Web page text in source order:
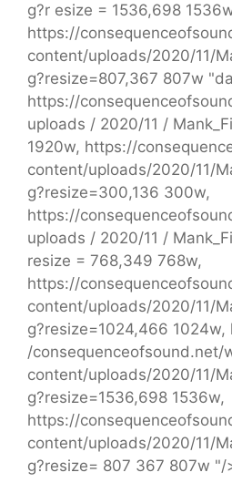
g?r esize = 1536,698
https://
content/uploads/2020/11/
g?resize=807,367 807w
https://
uploads / 2020/11 /
1920w, https://
content/uploads/2020/11/
g?resize=300,136 300w,
https://
uploads / 2020/11 /
resize = 768,349 768w,
https://
content/uploads/2020/11/
g?resize=1024,466 1024w,
/consequenceofsound.net/
content/uploads/2020/11/
g?resize=1536,698 1536w,
https://
content/uploads/2020/11/
g?resize= 807 367 807w "/